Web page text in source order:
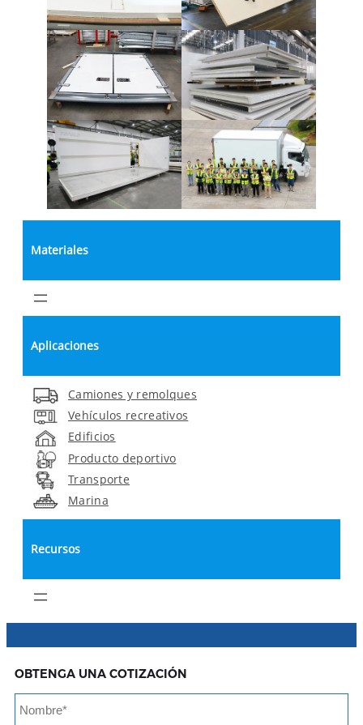
Materiales
Aplicaciones
Camiones y remolques
Vehículos recreativos
Edificios
Producto deportivo
Transporte
Marina
Recursos
OBTENGA UNA COTIZACIÓN